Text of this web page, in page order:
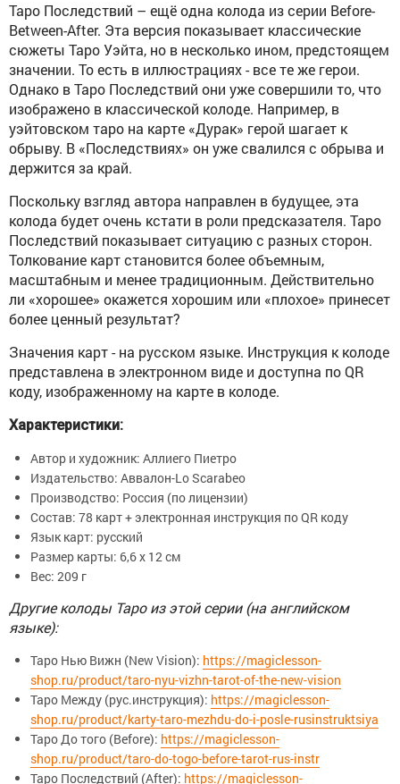
Таро Последствий – ещё одна колода из серии Before-
Between-After. Эта версия показывает классические
сюжеты Таро Уэйта, но в несколько ином, предстоящем
значении. То есть в иллюстрациях - все те же герои.
Однако в Таро Последствий они уже совершили то, что
изображено в классической колоде. Например, в
уэйтовском таро на карте «Дурак» герой шагает к
обрыву. В «Последствиях» он уже свалился с обрыва и
держится за край.
Поскольку взгляд автора направлен в будущее, эта
колода будет очень кстати в роли предсказателя. Таро
Последствий показывает ситуацию с разных сторон.
Толкование карт становится более объемным,
масштабным и менее традиционным. Действительно
ли «хорошее» окажется хорошим или «плохое» принесет
более ценный результат?
Значения карт - на русском языке. Инструкция к колоде
представлена в электронном виде и доступна по QR
коду, изображенному на карте в колоде.
Характеристики:
Автор и художник: Аллиего Пиетро
Издательство: Аввалон-Lo Scarabeo
Производство: Россия (по лицензии)
Состав: 78 карт + электронная инструкция по QR коду
Язык карт: русский
Размер карты: 6,6 х 12 см
Вес: 209 г
Другие колоды Таро из этой серии (на английском
языке):
Таро Нью Вижн (New Vision): https://magiclesson-
shop.ru/product/taro-nyu-vizhn-tarot-of-the-new-vision
Таро Между (рус.инструкция): https://magiclesson-
shop.ru/product/karty-taro-mezhdu-do-i-posle-rusinstruktsiya
Таро До того (Before): https://magiclesson-
shop.ru/product/taro-do-togo-before-tarot-rus-instr
Таро Последствий (After): https://magiclesson-